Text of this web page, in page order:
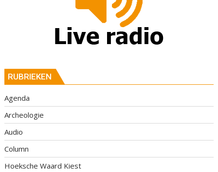
RUBRIEKEN
Agenda
Archeologie
Audio
Column
Hoeksche Waard Kiest